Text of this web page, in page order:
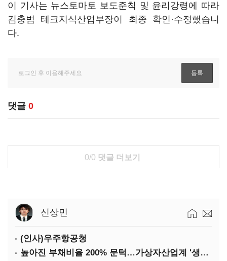
이 기사는 뉴스토마토 보도준칙 및 윤리강령에 따라
김충범 테크지식산업부장이 최종 확인·수정했습니
다.
댓글 0
0/0 댓글 더보기
신상민
(인사)우주항공청
높아진 부채비율 200% 문턱…가상자산업계 '생존 시험대'